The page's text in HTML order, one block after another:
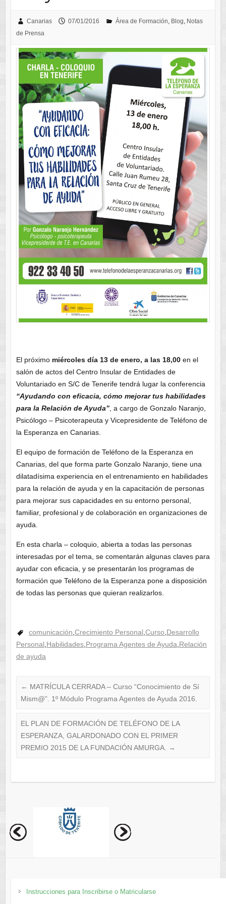
Canarias 07/01/2016 Área de Formación, Blog, Notas
de Prensa
El próximo miércoles día 13 de enero, a las 18,00en el
salón de actos del Centro Insular de Entidades de
Voluntariado en S/C de Tenerife tendrá lugar la conferencia
“Ayudando con eficacia, cómo mejorar tus habilidades
para la Relación de Ayuda”, a cargo de Gonzalo Naranjo,
Psicólogo – Psicoterapeuta y Vicepresidente de Teléfono de
la Esperanza en Canarias.
El equipo de formación de Teléfono de la Esperanza en
Canarias, del que forma parte Gonzalo Naranjo, tiene una
dilatadísima experiencia en el entrenamiento en habilidades
para la relación de ayuda y en la capacitación de personas
para mejorar sus capacidades en su entorno personal,
familiar, profesional y de colaboración en organizaciones de
ayuda.
En esta charla – coloquio, abierta a todas las personas
interesadas por el tema, se comentarán algunas claves para
ayudar con eficacia, y se presentarán los programas de
formación que Teléfono de la Esperanza pone a disposición
de todas las personas que quieran realizarlos.
comunicación Crecimiento Personal Curso Desarrollo
Personal Habilidades, Programa Agentes de Ayuda Relación
de ayuda
← MATRÍCULA CERRADA – Curso “Conocimiento de Sí
Mism@”. 1º Módulo Programa Agentes de Ayuda 2016.
EL PLAN DE FORMACIÓN DE TELÉFONO DE LA
ESPERANZA, GALARDONADO CON EL PRIMER
PREMIO 2015 DE LA FUNDACIÓN AMURGA.
→
Instrucciones para Inscribirse o Matricularse